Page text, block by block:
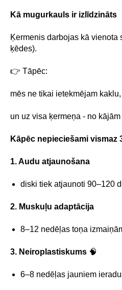
Kā mugurkauls ir izlīdzināts
Ķermenis darbojas kā vienota
ķēdes).
👉 Tāpēc:
mēs ne tikai ietekmējam kaklu,
un uz visa ķermeņa - no
Kāpēc nepieciešami vismaz
1. Audu atjaunošana
diski tiek atjaunoti 90–120
2. Muskuļu adaptācija
8–12 nedēļas toņa
3. Neiroplastiskums 🧠
6–8 nedēļas jauniem